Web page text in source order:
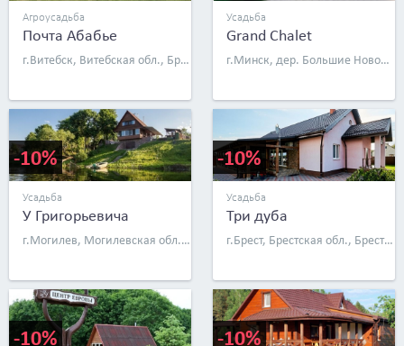
Агроусадьба
Почта Абабье
г.Витебск, Витебская обл., Браславский р-н, д. Почта Абабье
Усадьба
Grand Chalet
г.Минск, дер. Большие Новоселки, ул. Садовая, д. 37Б
-10%
Усадьба
У Григорьевича
г.Могилев, Могилевская обл., Осиповичский р-н, АГ Красное, ул. Набережная, д. 89
-10%
Усадьба
Три дуба
г.Брест, Брестская обл., Брестский р-н, д. Большая Раковица, д. 24
-10% -10%